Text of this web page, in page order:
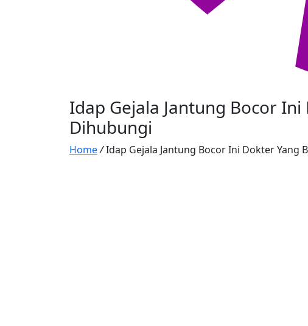
Idap Gejala Jantung Bocor Ini
Dihubungi
Home/Idap Gejala Jantung Bocor Ini Dokter Yang